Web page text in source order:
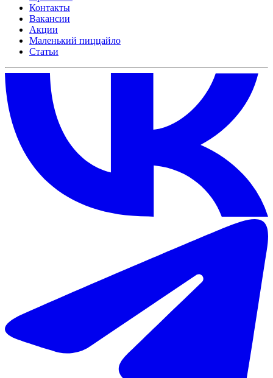
Контакты
Вакансии
Акции
Маленький пиццайло
Статьи